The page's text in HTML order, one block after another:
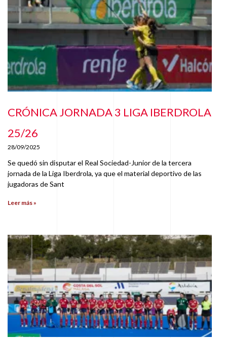
CRÓNICA JORNADA 3 LIGA IBERDROLA
25/26
28/09/2025
Se quedó sin disputar el Real Sociedad-Junior de la tercera
jornada de la Liga Iberdrola, ya que el material deportivo de las
jugadoras de Sant
Leer más »